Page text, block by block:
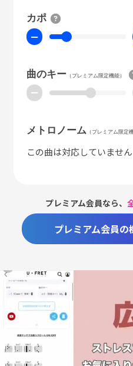
カポ
ー
曲のキー（プレミアム限定機能）
ー
メトロノーム （プレミアム限定
この曲は対応していません
プレミアム会員なら、
プレミアム会員